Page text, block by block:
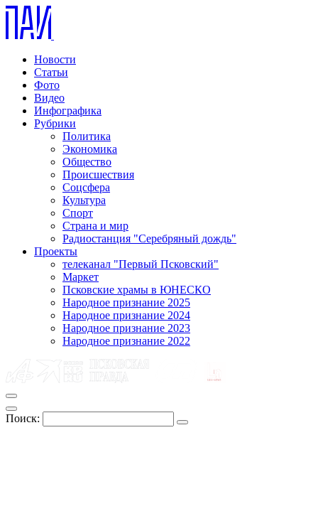
Новости
Статьи
Фото
Видео
Инфографика
Рубрики
Политика
Экономика
Общество
Происшествия
Соцсфера
Культура
Спорт
Страна и мир
Радиостанция "Серебряный дождь"
Проекты
телеканал "Первый Псковский"
Маркет
Псковские храмы в ЮНЕСКО
Народное признание 2025
Народное признание 2024
Народное признание 2023
Народное признание 2022
Поиск: